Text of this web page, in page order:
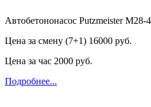
Автобетононасос Putzmeister M28-4
Цена за смену (7+1) 16000 руб.
Цена за час 2000 руб.
Подробнее...